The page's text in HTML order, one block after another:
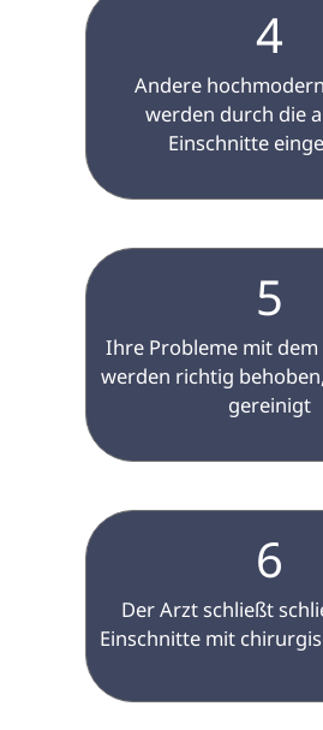
4
werden durch die
Einschnitte
5
werden richtig
gereinigt
6
Einschnitte mit